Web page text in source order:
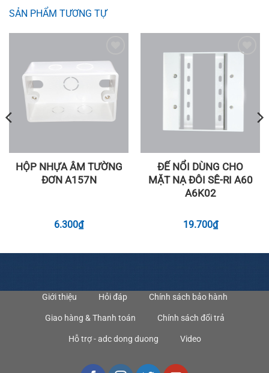
SẢN PHẨM TƯƠNG TỰ
Add to
wishlist
HỘP NHỰA ÂM TƯỜNG
ĐƠN A157N
6.300₫
ĐẾ NỔI DÙNG CHO
MẶT NẠ ĐÔI SÊ-RI A60
A6K02
19.700₫
Giới thiệu Hỏi đáp Chính sách bảo hành
Giao hàng & Thanh toán Chính sách đổi trả
Hỗ trợ - adc dong duong Video